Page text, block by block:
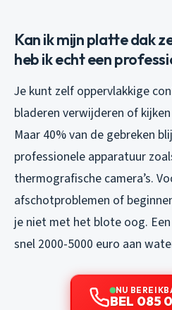
Kan ik mijn platte dak
heb ik echt een
Je kunt zelf oppervlakkige
bladeren verwijderen of
Maar 40% van de gebreken
professionele apparatuur
thermografische camera’s.
afschotproblemen of
je niet met het blote oog.
snel 2000-5000 euro aan
NU
BEL 085